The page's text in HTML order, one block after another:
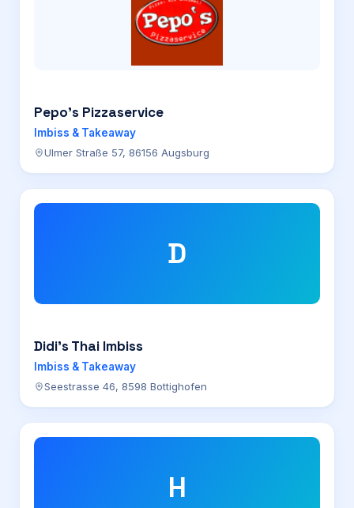
Pepo’s Pizzaservice
Imbiss & Takeaway
Ulmer Straße 57, 86156 Augsburg
D
Didi’s Thai Imbiss
Imbiss & Takeaway
Seestrasse 46, 8598 Bottighofen
H